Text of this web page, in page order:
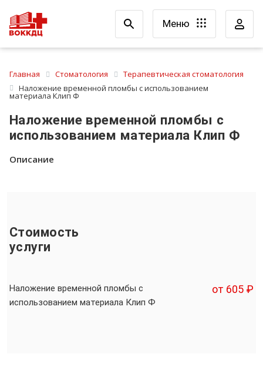
Меню
Главная Стоматология
Терапевтическая стоматология
Наложение временной пломбы с использованием
материала Клип Ф
Наложение временной пломбы с
использованием материала Клип Ф
Описание
Стоимость
услуги
Наложение временной пломбы с
использованием материала Клип Ф
от 605 ₽